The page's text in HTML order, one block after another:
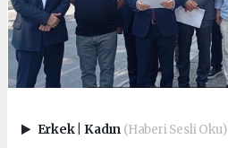
Erkek Kadın (Haberi Sesli Oku)